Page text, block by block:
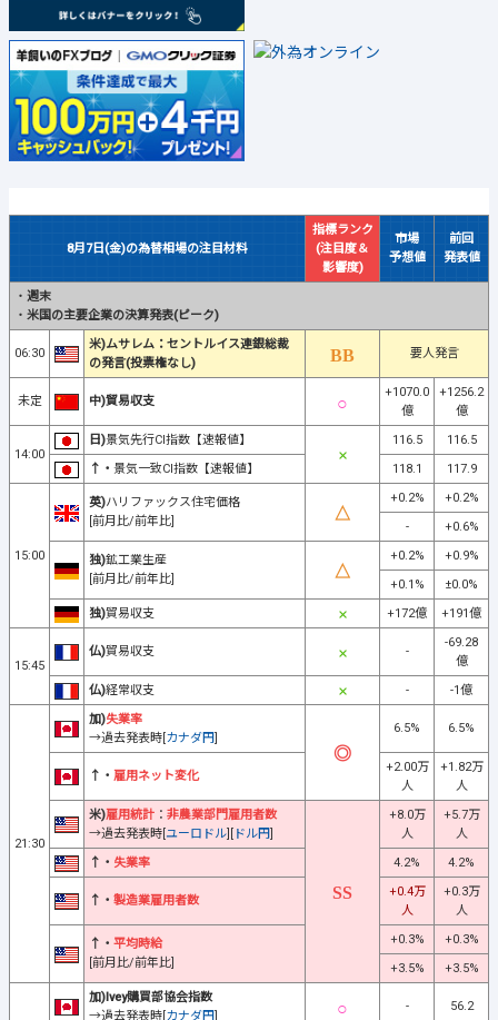
8月7日(金)の為替相場の注目材料
指標ランク
(注目度＆
影響度)
市場
予想値
前回
発表値
・ 週末
・ 米国の主要企業の決算発表(ピーク)
06:30
米)ムサレム：セントルイス連銀総裁
の発言(投票権なし)
要人発言
未定 中)貿易収支
+1070.0
億
+1256.2
億
14:00
日)景気先行CI指数【速報値】 116.5
116.5
↑・ 景気一致CI指数【速報値】 118.1 117.9
15:00
英)ハリファックス住宅価格
[前月比/前年比]
+0.2%
+0.2%
-
+0.6%
独)鉱工業生産
[前月比/前年比]
+0.2%
+0.9%
+0.1%
±0.0%
独)貿易収支 +172億 +191億
15:45
仏)貿易収支 -
-69.28
億
仏)経常収支 - -1億
21:30
加)失業率
→過去発表時[カナダ円]
6.5% 6.5%
↑・ 雇用ネット変化
+2.00万
人
+1.82万
人
米)雇用統計 ： 非農業部門雇用者数
→過去発表時[ユーロドル][ ドル円]
+8.0万
人
+5.7万
人
↑・ 失業率 4.2% 4.2%
↑・ 製造業雇用者数
+0.4万
人
+0.3万
人
↑・ 平均時給
[前月比/前年比]
+0.3%
+0.3%
+3.5%
+3.5%
加)Ivey購買部協会指数
→過去発表時[カナダ円]
- 56.2